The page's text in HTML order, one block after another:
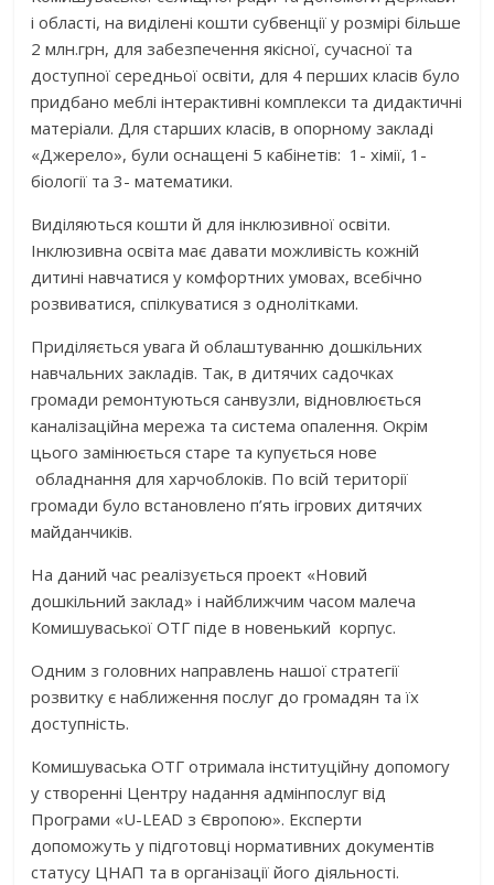
і області, на виділені кошти субвенції у розмірі більше
2 млн.грн, для забезпечення якісної, сучасної та
доступної середньої освіти, для 4 перших класів було
придбано меблі інтерактивні комплекси та дидактичні
матеріали. Для старших класів, в опорному закладі
«Джерело», були оснащені 5 кабінетів: 1- хімії, 1-
біології та 3- математики.
Виділяються кошти й для інклюзивної освіти.
Інклюзивна освіта має давати можливість кожній
дитині навчатися у комфортних умовах, всебічно
розвиватися, спілкуватися з однолітками.
Приділяється увага й облаштуванню дошкільних
навчальних закладів. Так, в дитячих садочках
громади ремонтуються санвузли, відновлюється
каналізаційна мережа та система опалення. Окрім
цього замінюється старе та купується нове
обладнання для харчоблоків. По всій території
громади було встановлено п’ять ігрових дитячих
майданчиків.
На даний час реалізується проект «Новий
дошкільний заклад» і найближчим часом малеча
Комишуваської ОТГ піде в новенький корпус.
Одним з головних направлень нашої стратегії
розвитку є наближення послуг до громадян та їх
доступність.
Комишуваська ОТГ отримала інституційну допомогу
у створенні Центру надання адмінпослуг від
Програми «U-LEAD з Європою». Експерти
допоможуть у підготовці нормативних документів
статусу ЦНАП та в організації його діяльності.